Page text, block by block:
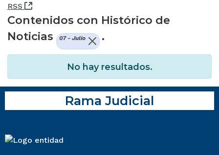
RSS (Abre una nueva ventana)
Contenidos con Histórico de
Noticias
07 - Julio .
No hay resultados.
Rama Judicial